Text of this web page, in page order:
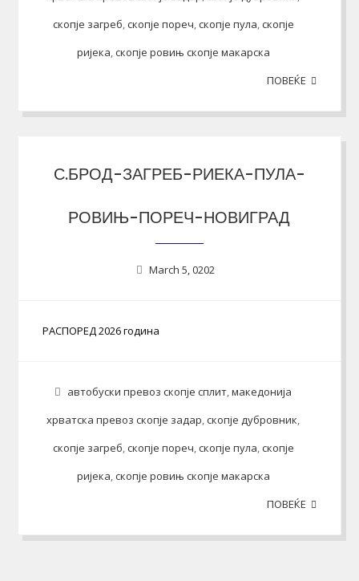
скопје загреб,скопје пореч,скопје пула,скопје
ријека,скопје ровињ скопје макарска
ПОВЕЌЕ
С.БРОД-ЗАГРЕБ-РИЕКА-ПУЛА-
РОВИЊ-ПОРЕЧ-НОВИГРАД
March 5, 0202
РАСПОРЕД 2026 година
автобуски превоз скопје сплит,македонија
хрватска превоз скопје задар,скопје дубровник,
скопје загреб,скопје пореч,скопје пула,скопје
ријека,скопје ровињ скопје макарска
ПОВЕЌЕ